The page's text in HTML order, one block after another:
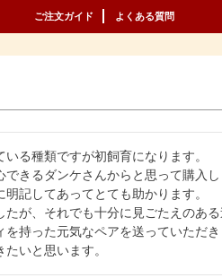
ご注文ガイド よくある質問
る種類ですが初飼育になります。
きるダンケさんからと思って購入し
記してあってとても助かります。
たが、それでも十分に見ごたえのある
持った元気なペアを送っていただき
いと思います。